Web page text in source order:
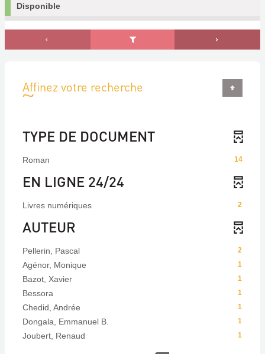
Disponible
Affinez votre recherche
TYPE DE DOCUMENT
14
Roman
EN LIGNE 24/24
2
Livres numériques
AUTEUR
2
Pellerin, Pascal
1
Agénor, Monique
1
Bazot, Xavier
1
Bessora
1
Chedid, Andrée
1
Dongala, Emmanuel B.
1
Joubert, Renaud